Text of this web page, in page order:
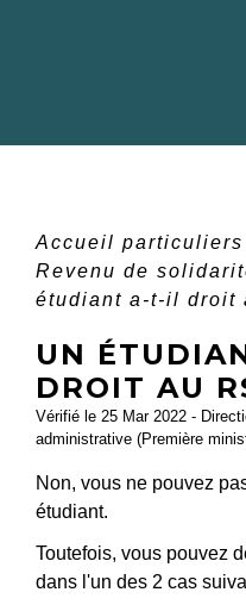
Accueil particuliers
Revenu de
étudiant a-t-il droit
UN
DROIT AU
Vérifié le 25 Mar 2022 -
administrative (Première
Non, vous ne pouvez
étudiant.
Toutefois, vous pouvez
dans l'un des 2 cas